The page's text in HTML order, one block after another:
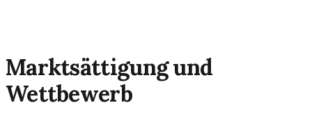
Marktsättigung und
Wettbewerb